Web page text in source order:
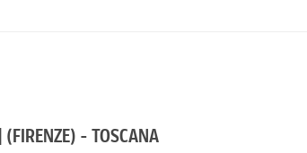
(FIRENZE) - TOSCANA